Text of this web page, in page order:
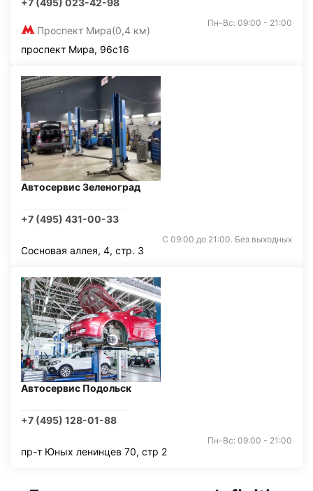
+7 (495) 023-42-98
Проспект Мира(0,4 км)
Пн-Вс: 09:00 - 21:00
проспект Мира, 96с16
Автосервис Зеленоград
+7 (495) 431-00-33
С 09:00 до 21:00. Без выходных
Сосновая аллея, 4, стр. 3
Автосервис Подольск
+7 (495) 128-01-88
Пн-Вс: 09:00 - 21:00
пр-т Юных ленинцев 70, стр 2